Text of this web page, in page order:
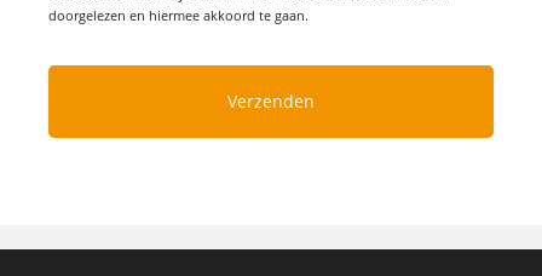
doorgelezen en hiermee akkoord te gaan.